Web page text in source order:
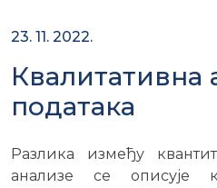
23. 11. 2022.
Квалитативна
података
Разлика између
анализе се описује